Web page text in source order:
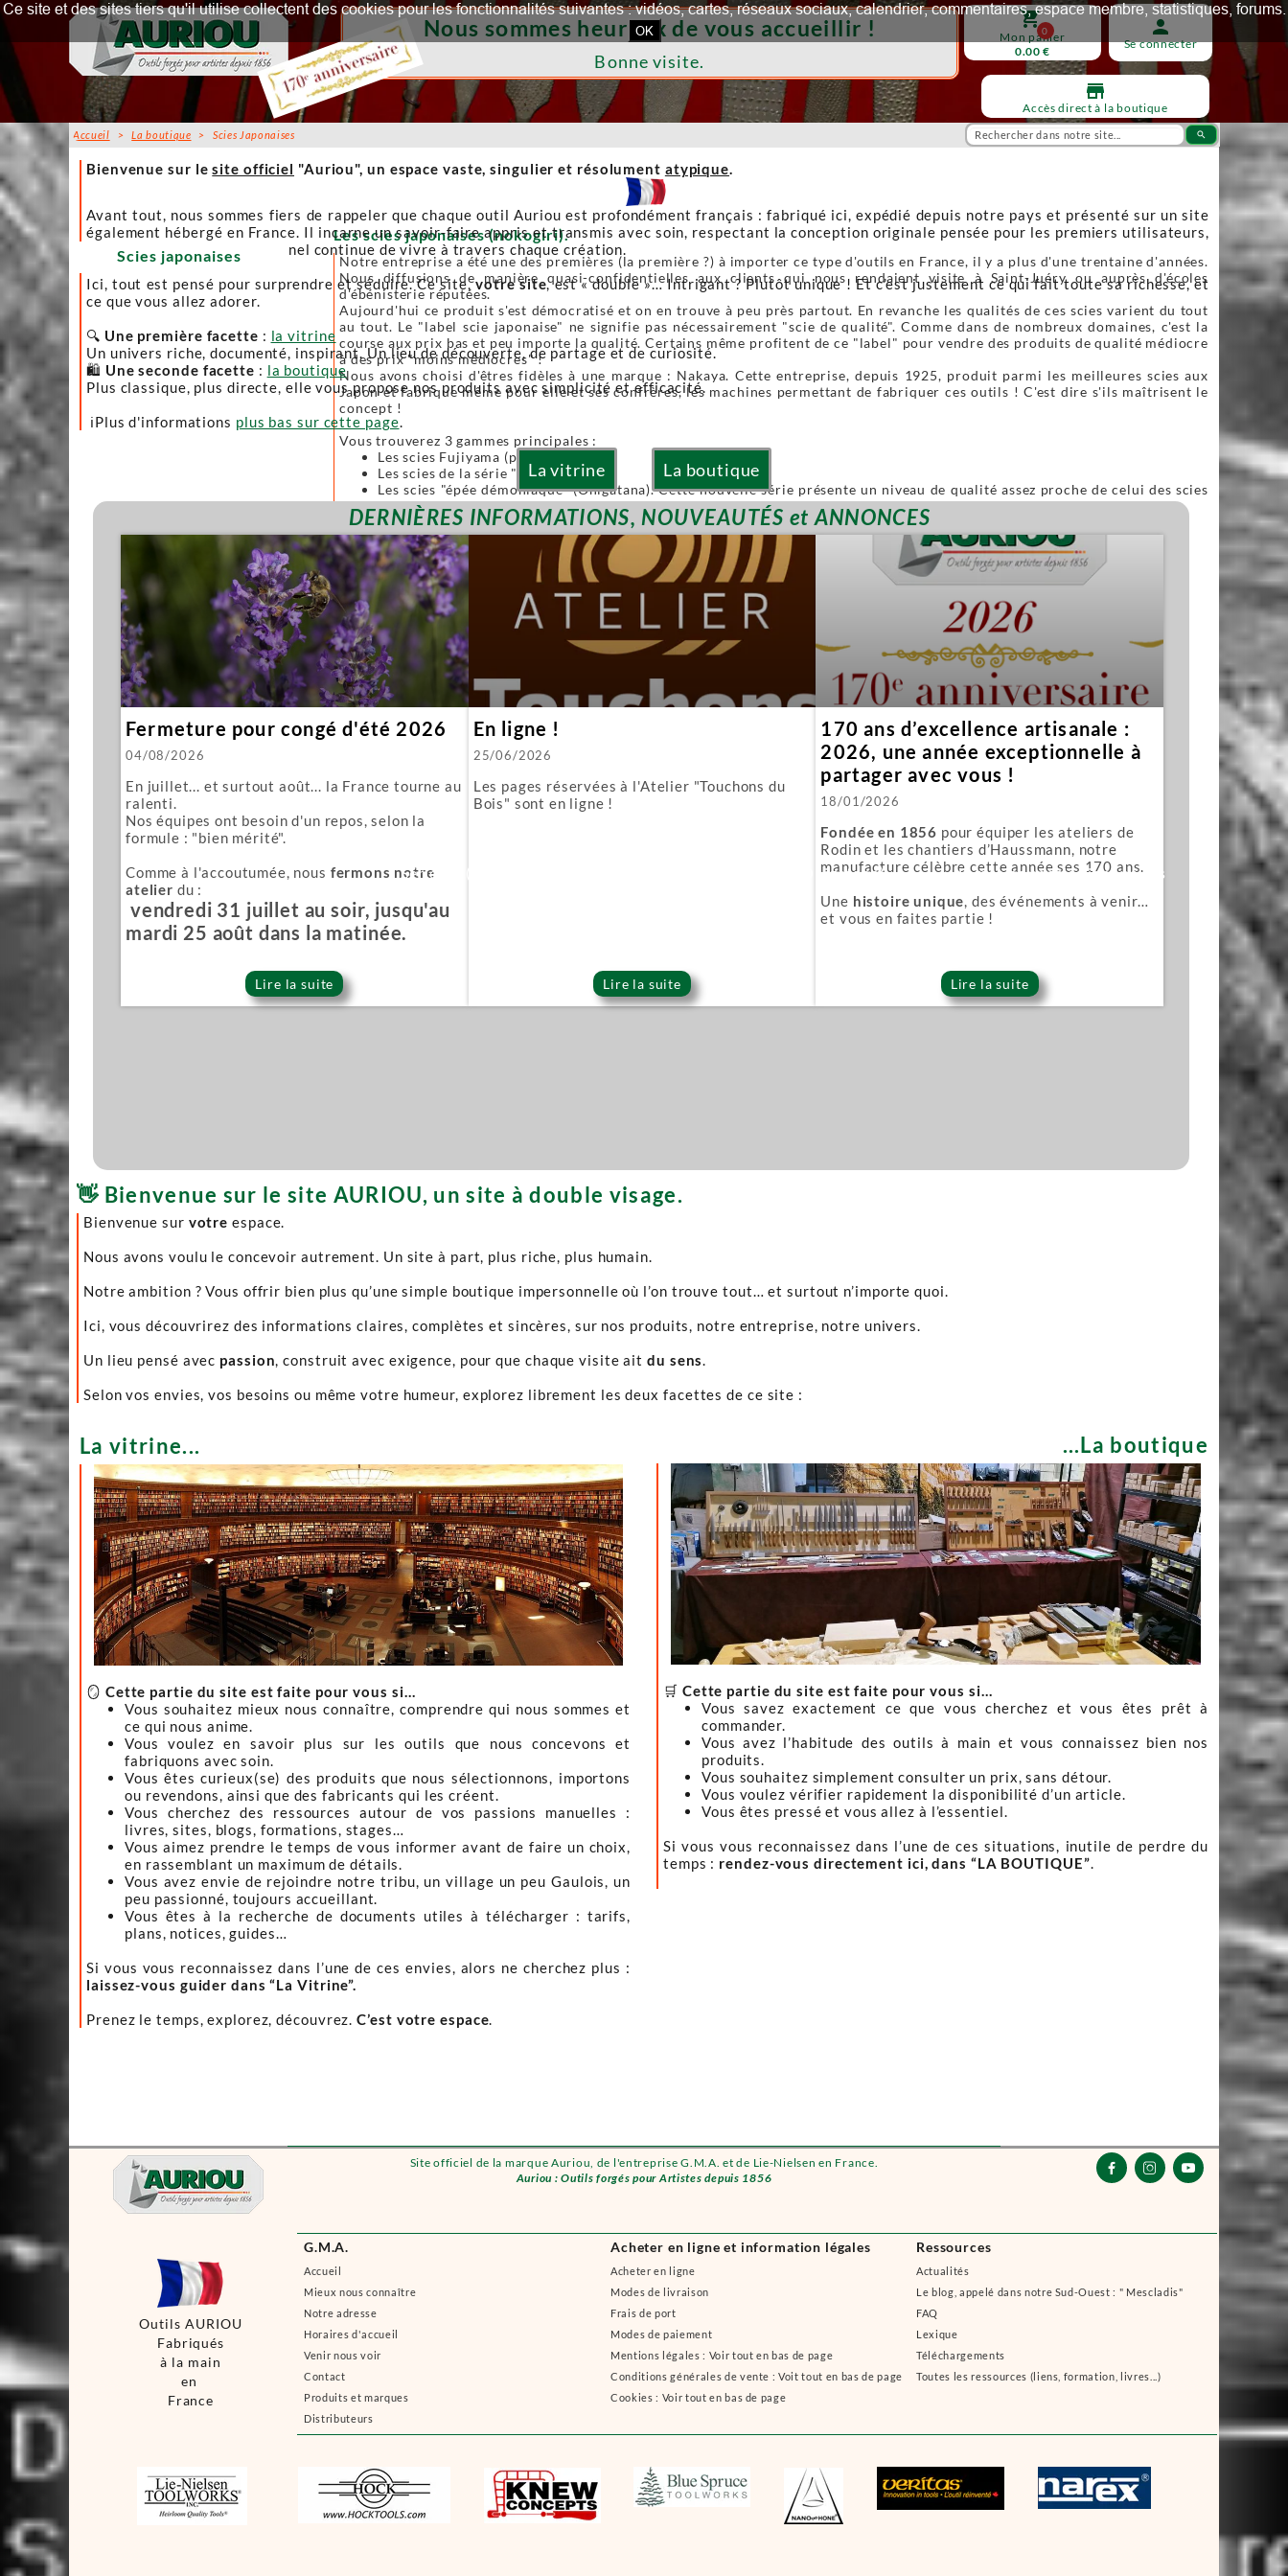
Site officiel de la marque Auriou, de l'entreprise G.M.A. et de Lie-Nielsen en France.
Auriou : Outils forgés pour Artistes depuis 1856
search
person
Se connecter
shopping_cart
0
Mon panier
0.00 €
La vitrine La boutique
G.M.A.
Accueil
Mieux nous connaître
Notre adresse
Horaires d'accueil
Venir nous voir
Contact
Produits et marques
Distributeurs
Acheter en ligne et information légales
Acheter en ligne
Modes de livraison
Frais de port
Modes de paiement
Mentions légales : Voir tout en bas de page
Conditions générales de vente : Voit tout en bas de page
Cookies : Voir tout en bas de page
Ressources
Actualités
Le blog, appelé dans notre Sud-Ouest : " Mescladis"
FAQ
Lexique
Téléchargements
Toutes les ressources (liens, formation, livres...)
  
Outils AURIOU
Fabriqués
à la main
en
France
Accueil >La boutique > Scies Japonaises
Les scies japonaises (nokogiri).
Notre entreprise a été une des premières (la première ?) à importer ce type d'outils en France, il y a plus d'une trentaine d'années.
Nous diffusions de manière quasi-confidentielles aux clients qui nous rendaient visite à Saint-Juéry ou auprès d'écoles
d'ébénisterie réputées.
Aujourd'hui ce produit s'est démocratisé et on en trouve à peu près partout. En revanche les qualités de ces scies varient du tout
au tout. Le "label scie japonaise" ne signifie pas nécessairement "scie de qualité". Comme dans de nombreux domaines, c'est la
course aux prix bas et peu importe la qualité. Certains même profitent de ce "label" pour vendre des produits de qualité médiocre
à des prix "moins médiocres" !
Nous avons choisi d'êtres fidèles à une marque : Nakaya. Cette entreprise, depuis 1925, produit parmi les meilleures scies aux
Japon et fabrique même pour elle et ses confrères, les machines permettant de fabriquer ces outils ! C'est dire s'ils maîtrisent le
concept !
Vous trouverez 3 gammes principales :
Les scies Fujiyama (pliables)
Les scies de la série "Or" (Gold)
Les scies "épée démoniaque" (Onigatana). Cette nouvelle série présente un niveau de qualité assez proche de celui des scies
forgées à la main tout en conservant l'avantage d'une lame interchangeable.
Toutes ces scies sont à lames interchangeables.
Nous vous proposons aussi quelques produits spécifiques :
Mawashibiki : l'équivalent japonais de nos scies à guichet.
Kughikii : parfaite pour araser les tenons.
Évidemment nous fournissons aussi toutes les lames de rechange.
Scies japonaises
Série Or (Gold series) Épée démoniaque (Onigatana) Lames pour scies japonaises
Nous sommes heureux de vous accueillir !
Bonne visite.
store
Accès direct à la boutique
Accueil
Bienvenue sur lesite officiel "Auriou", un espace vaste, singulier et résolument atypique.
Avant tout, nous sommes fiers de rappeler que chaque outil Auriou est profondément français : fabriqué ici, expédié depuis notre pays et présenté sur un site
également hébergé en France. Il incarne un savoir-faire appris et transmis avec soin, respectant la conception originale pensée pour les premiers utilisateurs,
afin que l’artisanat traditionnel continue de vivre à travers chaque création.
Ici, tout est pensé pour surprendre et séduire. Ce site,votre site, est « double »… Intrigant ? Plutôt unique ! Et c’est justement ce qui fait toute sa richesse, et
ce que vous allez adorer.
🔍 Une première facette : la vitrine
Un univers riche, documenté, inspirant. Un lieu de découverte, de partage et de curiosité.
🛍️ Une seconde facette : la boutique
Plus classique, plus directe, elle vous propose nos produits avec simplicité et efficacité.
ℹ️Plus d'informations plus bas sur cette page.
DERNIÈRES INFORMATIONS, NOUVEAUTÉS et ANNONCES
Fermeture pour congé d'été 2026
04/08/2026
En juillet... et surtout août... la France tourne au
ralenti.
Nos équipes ont besoin d'un repos, selon la
formule : "bien mérité".
Comme à l'accoutumée, nous fermons notre
atelier du :
vendredi 31 juillet au soir, jusqu'au
mardi 25 août dans la matinée.
Lire la suite
En ligne !
25/06/2026
Les pages réservées à l'Atelier "Touchons du
Bois" sont en ligne !
Lire la suite
170 ans d’excellence artisanale :
2026, une année exceptionnelle à
partager avec vous !
18/01/2026
Fondée en 1856 pour équiper les ateliers de
Rodin et les chantiers d’Haussmann, notre
manufacture célèbre cette année ses 170 ans.
Une histoire unique, des événements à venir…
et vous en faites partie !
Lire la suite
👋 Bienvenue sur le site AURIOU, un site à double visage.
Bienvenue sur votreespace.
Nous avons voulu le concevoir autrement. Un site à part, plus riche, plus humain.
Notre ambition ? Vous offrir bien plus qu’une simple boutique impersonnelle où l’on trouve tout… et surtout n’importe quoi.
Ici, vous découvrirez des informations claires, complètes et sincères, sur nos produits, notre entreprise, notre univers.
Un lieu pensé avec passion, construit avec exigence, pour que chaque visite aitdu sens.
Selon vos envies, vos besoins ou même votre humeur, explorez librement les deux facettes de ce site :
...La boutique
🛒 Cette partie du site est faite pour vous si…
Vous savez exactement ce que vous cherchez et vous êtes prêt à
commander.
Vous avez l’habitude des outils à main et vous connaissez bien nos
produits.
Vous souhaitez simplement consulter un prix, sans détour.
Vous voulez vérifier rapidement la disponibilité d’un article.
Vous êtes pressé et vous allez à l’essentiel.
Si vous vous reconnaissez dans l’une de ces situations, inutile de perdre du
temps : rendez-vous directement ici, dans “LA BOUTIQUE”.
La vitrine...
🪞 Cette partie du site est faite pour vous si…
Vous souhaitez mieux nous connaître, comprendre qui nous sommes et
ce qui nous anime.
Vous voulez en savoir plus sur les outils que nous concevons et
fabriquons avec soin.
Vous êtes curieux(se) des produits que nous sélectionnons, importons
ou revendons, ainsi que des fabricants qui les créent.
Vous cherchez des ressources autour de vos passions manuelles :
livres, sites, blogs, formations, stages…
Vous aimez prendre le temps de vous informer avant de faire un choix,
en rassemblant un maximum de détails.
Vous avez envie de rejoindre notre tribu, un village un peu Gaulois, un
peu passionné, toujours accueillant.
Vous êtes à la recherche de documents utiles à télécharger : tarifs,
plans, notices, guides…
Si vous vous reconnaissez dans l’une de ces envies, alors ne cherchez plus :
laissez-vous guider dans “La Vitrine”.
Prenez le temps, explorez, découvrez.C’est votre espace.
Ce site et des sites tiers qu'il utilise collectent des cookies pour les fonctionnalités suivantes : vidéos, cartes, réseaux sociaux, calendrier, commentaires, espace membre, statistiques, forums.
OK